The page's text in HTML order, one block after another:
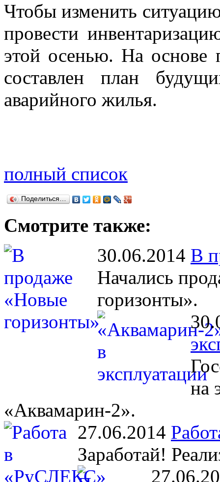
Чтобы изменить
провести
этой осенью. На основе
составлен план
аварийного жилья.
полный список
Поделиться…
Смотрите также:
30.06.2014 В
Начались
горизонты».
на
«Аквамарин-2».
27.06.2014
Заработай!